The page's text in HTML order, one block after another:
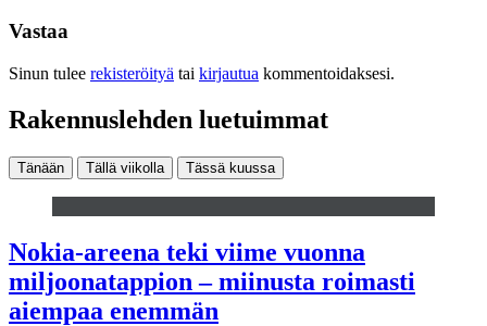
Vastaa
Sinun tulee rekisteröityä tai kirjautua kommentoidaksesi.
Rakennuslehden luetuimmat
Tänään Tällä viikolla Tässä kuussa
Nokia-areena teki viime vuonna
miljoonatappion – miinusta roimasti
aiempaa enemmän